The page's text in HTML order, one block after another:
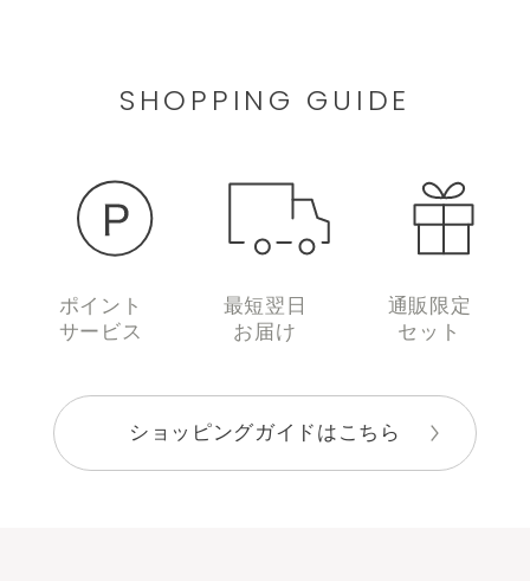
SHOPPING GUIDE
ポイント
サービス
最短翌日
お届け
通販限定
セット
ショッピングガイドはこちら